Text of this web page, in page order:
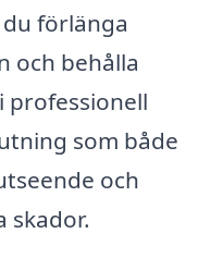
förlänga
och behålla
professionell
som både
och
skador.